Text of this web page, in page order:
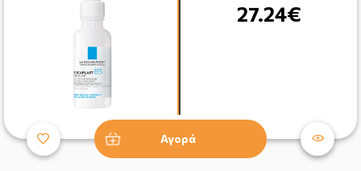
27.24€
Αγορά